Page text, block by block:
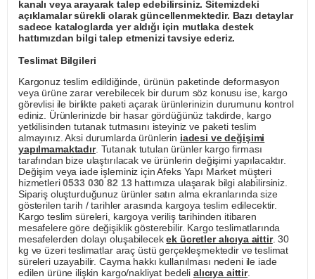
kanalı veya arayarak talep edebilirsiniz. Sitemizdeki
açıklamalar sürekli olarak güncellenmektedir. Bazı detaylar
sadece kataloglarda yer aldığı için mutlaka destek
hattımızdan bilgi talep etmenizi tavsiye ederiz.
Teslimat Bilgileri
Kargonuz teslim edildiğinde, ürünün paketinde deformasyon
veya ürüne zarar verebilecek bir durum söz konusu ise, kargo
görevlisi ile birlikte paketi açarak ürünlerinizin durumunu kontrol
ediniz. Ürünlerinizde bir hasar gördüğünüz takdirde, kargo
yetkilisinden tutanak tutmasını isteyiniz ve paketi teslim
almayınız. Aksi durumlarda ürünlerin iadesi ve değişimi
yapılmamaktadır. Tutanak tutulan ürünler kargo firması
tarafından bize ulaştırılacak ve ürünlerin değişimi yapılacaktır.
Değişim veya iade işleminiz için Afeks Yapı Market müşteri
hizmetleri0533 030 82 13hattımıza ulaşarak bilgi alabilirsiniz.
Sipariş oluşturduğunuz ürünler satın alma ekranlarında size
gösterilen tarih / tarihler arasında kargoya teslim edilecektir.
Kargo teslim süreleri, kargoya veriliş tarihinden itibaren
mesafelere göre değişiklik gösterebilir. Kargo teslimatlarında
mesafelerden dolayı oluşabilecekek ücretler alıcıya aittir. 30
kg ve üzeri teslimatlar araç üstü gerçekleşmektedir ve teslimat
süreleri uzayabilir. Cayma hakkı kullanılması nedeni ile iade
edilen ürüne ilişkin kargo/nakliyat bedeli alıcıya aittir.